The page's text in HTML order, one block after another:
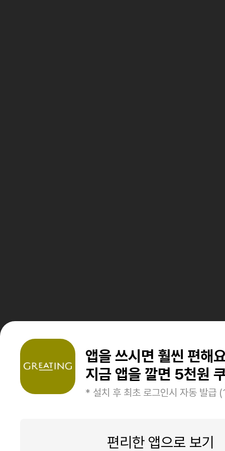
앱을 쓰시면 훨씬 편해
지금 앱을 깔면 5천원
* 설치 후 최초 로그인시 자동 발급
편리한 앱으로 보기